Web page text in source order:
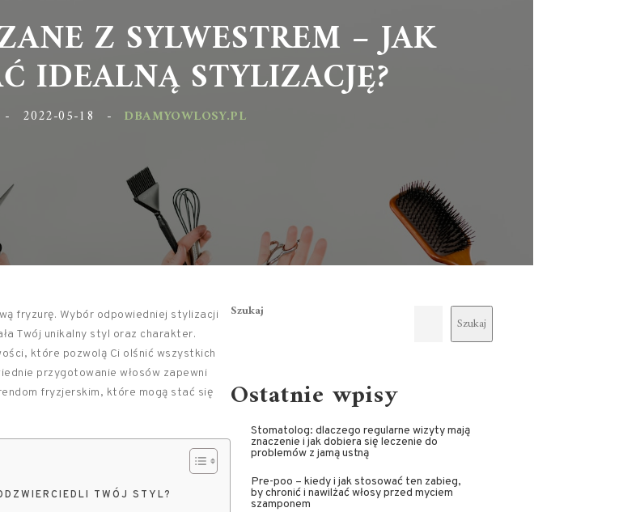
Z SYLWESTREM – JAK
IDEALNĄ STYLIZACJĘ?
- 2022-05-18 - DBAMYOWLOSY.PL
fryzurę. Wybór odpowiedniej stylizacji
Twój unikalny styl oraz charakter.
które pozwolą Ci olśnić wszystkich
przygotowanie włosów zapewni
fryzjerskim, które mogą stać się
TWÓJ STYL?
Szukaj
Szukaj
Ostatnie wpisy
Stomatolog: dlaczego regularne wizyty mają
znaczenie i jak dobiera się leczenie do
problemów z jamą ustną
Pre-poo – kiedy i jak stosować ten zabieg,
by chronić i nawilżać włosy przed myciem
szamponem